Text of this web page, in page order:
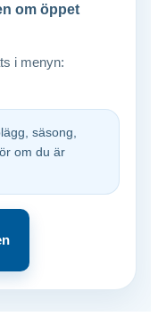
om öppet
i menyn:
säsong,
om du är